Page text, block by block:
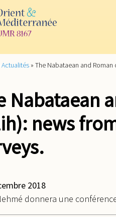
Actualités » The Nabataean and
Nabataean
news
2018
donnera une